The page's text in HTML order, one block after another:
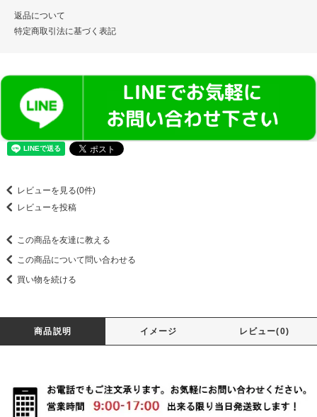
返品について
特定商取引法に基づく表記
レビューを見る(0件)
レビューを投稿
この商品を友達に教える
この商品について問い合わせる
買い物を続ける
商品説明 イメージ レビュー(0)